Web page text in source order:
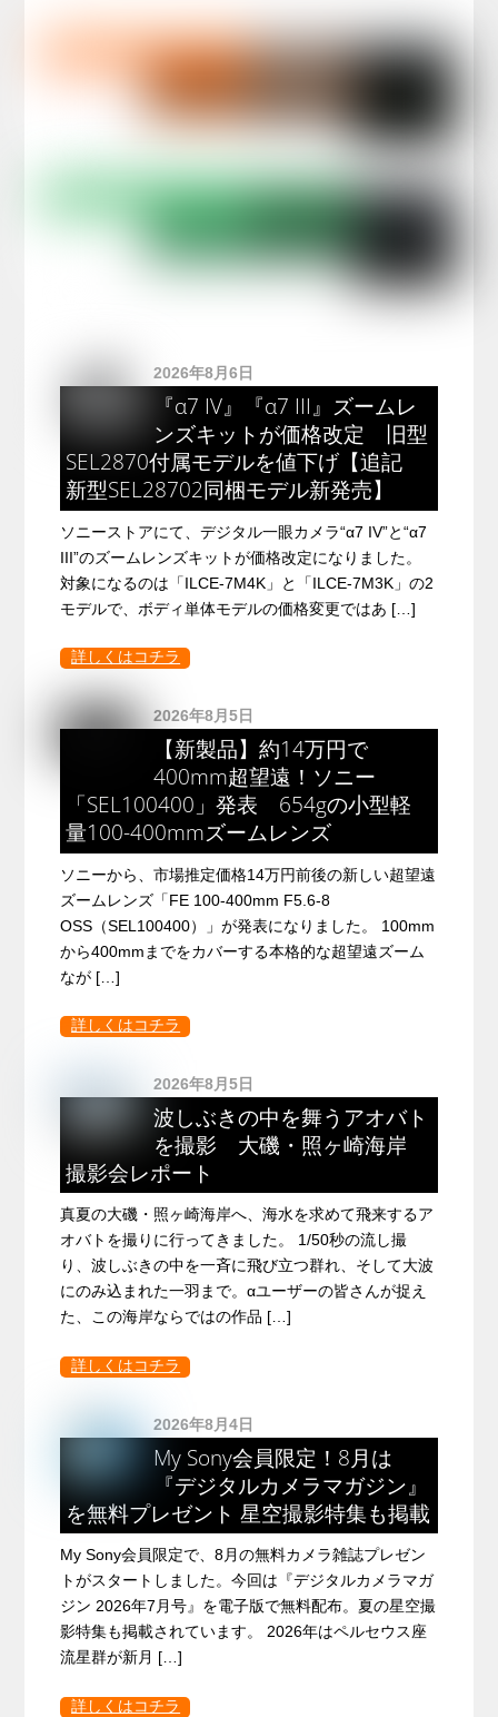
2026年8月6日
『α7 IV』『α7 III』ズームレ
ンズキットが価格改定 旧型
SEL2870付属モデルを値下げ【追記
新型SEL28702同梱モデル新発売】
ソニーストアにて、デジタル一眼カメラ“α7 IV”と“α7
III”のズームレンズキットが価格改定になりました。
対象になるのは「ILCE-7M4K」と「ILCE-7M3K」の2
モデルで、ボディ単体モデルの価格変更ではあ […]
詳しくはコチラ
2026年8月5日
【新製品】約14万円で
400mm超望遠！ソニー
「SEL100400」発表 654gの小型軽
量100-400mmズームレンズ
ソニーから、市場推定価格14万円前後の新しい超望遠
ズームレンズ「FE 100-400mm F5.6-8
OSS（SEL100400）」が発表になりました。 100mm
から400mmまでをカバーする本格的な超望遠ズーム
なが […]
詳しくはコチラ
2026年8月5日
波しぶきの中を舞うアオバト
を撮影 大磯・照ヶ崎海岸
撮影会レポート
真夏の大磯・照ヶ崎海岸へ、海水を求めて飛来するア
オバトを撮りに行ってきました。 1/50秒の流し撮
り、波しぶきの中を一斉に飛び立つ群れ、そして大波
にのみ込まれた一羽まで。αユーザーの皆さんが捉え
た、この海岸ならではの作品 […]
詳しくはコチラ
2026年8月4日
My Sony会員限定！8月は
『デジタルカメラマガジン』
を無料プレゼント 星空撮影特集も掲載
My Sony会員限定で、8月の無料カメラ雑誌プレゼン
トがスタートしました。今回は『デジタルカメラマガ
ジン 2026年7月号』を電子版で無料配布。夏の星空撮
影特集も掲載されています。 2026年はペルセウス座
流星群が新月 […]
詳しくはコチラ